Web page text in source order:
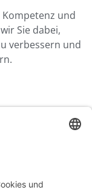
und
Sie dabei,
verbessern und